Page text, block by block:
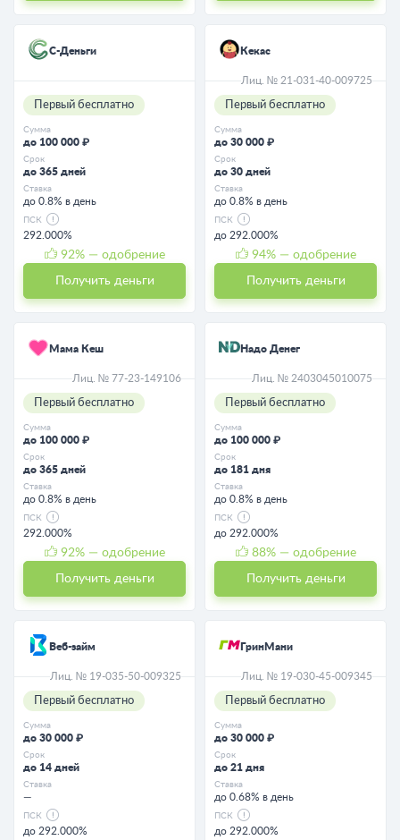
С-Деньги
Первый бесплатно
Сумма
до 100 000 ₽
Срок
до 365 дней
Ставка
до 0.8% в день
ПСК
292.000%
92% — одобрение
Получить деньги
Кекас
Лиц. № 21-031-40-009725
Первый бесплатно
Сумма
до 30 000 ₽
Срок
до 30 дней
Ставка
до 0.8% в день
ПСК
до 292.000%
94% — одобрение
Получить деньги
Мама Кеш
Лиц. № 77-23-149106
Первый бесплатно
Сумма
до 100 000 ₽
Срок
до 365 дней
Ставка
до 0.8% в день
ПСК
292.000%
92% — одобрение
Получить деньги
Надо Денег
Лиц. № 2403045010075
Первый бесплатно
Сумма
до 100 000 ₽
Срок
до 181 дня
Ставка
до 0.8% в день
ПСК
до 292.000%
88% — одобрение
Получить деньги
Веб-займ
Лиц. № 19-035-50-009325
Первый бесплатно
Сумма
до 30 000 ₽
Срок
до 14 дней
Ставка
—
ПСК
до 292.000%
ГринМани
Лиц. № 19-030-45-009345
Первый бесплатно
Сумма
до 30 000 ₽
Срок
до 21 дня
Ставка
до 0.68% в день
ПСК
до 292.000%